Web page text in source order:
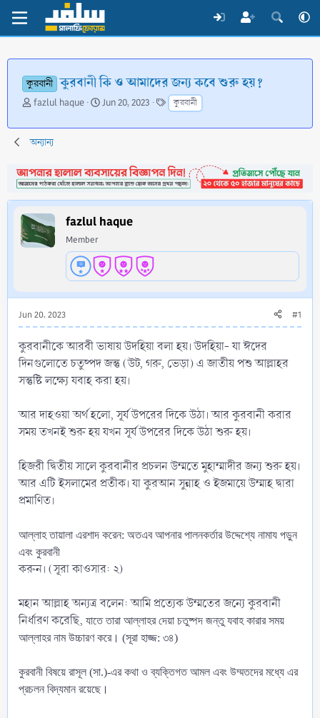
কুরবানী কুরবানী কি ও আমাদের জন্য কবে শুরু হয়?
T
r
e
d
s
r
t
e
fazlul haque
S
a
d
a
Jun 20, 2023
T
a
g
কুরবানী
অন্যান্য
fazlul haque
Member
Jun 20, 2023 #1
কুরবানীকে আরবী ভাষায় উদহিয়া বলা হয়। উদহিয়া- যা ঈদের
দিনগুলোতে চতুষ্পদ জন্তু (উট, গরু, ভেড়া) এ জাতীয় পশু আল্লাহর
সন্তুষ্টি লক্ষ্যে যবাহ করা হয়।
আর দাহওয়া অর্থ হলো, সূর্য উপরের দিকে উঠা। আর কুরবানী করার
সময় তখনই শুরু হয় যখন সূর্য উপরের দিকে উঠা শুরু হয়।
হিজরী দ্বিতীয় সালে কুরবানীর প্রচলন উম্মতে মুহাম্মাদীর জন্য শুরু হয়।
আর এটি ইসলামের প্রতীক। যা কুরআন সুন্নাহ ও ইজমায়ে উম্মাহ দ্বারা
প্রমাণিত।
আল্লাহ তায়ালা এরশাদ করেন: অতএব আপনার পালনকর্তার উদ্দেশ্যে নামায পড়ুন
এবং কুরবানী
করুন। (সূরা কাওসার: ২)
মহান আল্লাহ অন্যত্র বলেন: আমি প্রত্যেক উম্মতের জন্যে কুরবানী
নির্ধারণ করেছি, যাতে তারা আল্লাহর দেয়া চতুষ্পদ জন্তু যবাহ কারার সময়
আল্লাহর নাম উচ্চারণ করে। (সূরা হাজ্জ: ৩৪)
কুরবানী বিষয়ে রাসূল (সা.)-এর কথা ও ব্যক্তিগত আমল এবং উম্মতদের মধ্যে এর
প্রচলন বিদ্যমান রয়েছে।